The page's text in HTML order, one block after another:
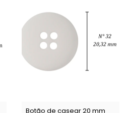
Botão de casear 20 mm